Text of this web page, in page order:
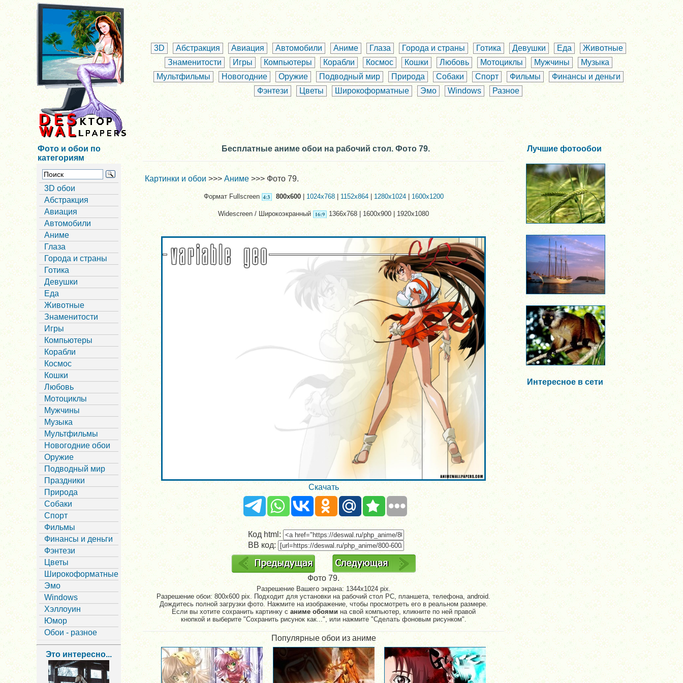
3D Абстракция Авиация Автомобили Аниме Глаза Города и страны Готика Девушки Еда
Животные
Знаменитости
Игры Компьютеры Корабли Космос Кошки Любовь Мотоциклы Мужчины
Музыка
Мультфильмы
Новогодние Оружие Подводный мир Природа Собаки Спорт Фильмы
Финансы и деньги
Фэнтези
Цветы Широкоформатные Эмо Windows Разное
Фото и обои по
категориям
3D обои
Абстракция
Авиация
Автомобили
Аниме
Глаза
Города и страны
Готика
Девушки
Еда
Животные
Знаменитости
Игры
Компьютеры
Корабли
Космос
Кошки
Любовь
Мотоциклы
Мужчины
Музыка
Мультфильмы
Новогодние обои
Оружие
Подводный мир
Праздники
Природа
Собаки
Спорт
Фильмы
Финансы и деньги
Фэнтези
Цветы
Широкоформатные
Эмо
Windows
Хэллоуин
Юмор
Обои - разное
Это интересно...
Бесплатные аниме обои на рабочий стол. Фото 79.
Картинки и обои>>>Аниме>>> Фото 79.
Формат Fullscreen 800x600|1024x768|1152x864|1280x1024| 1600x1200
Widescreen / Широкоэкранный 1366x768 | 1600x900 | 1920x1080
Скачать
Код html:
BB код:
Фото 79.
Разрешение Вашего экрана: 1344x1024 pix.
Разрешение обои: 800x600 pix. Подходит для установки на рабочий стол PC, планшета, телефона, android.
Дождитесь полной загрузки фото. Нажмите на изображение, чтобы просмотреть его в реальном размере.
Если вы хотите сохранить картинку саниме обоямина свой компьютер, кликните по ней правой
кнопкой и выберите "Сохранить рисунок как...", или нажмите "Сделать фоновым рисунком".
Популярные обои из аниме
Лучшие фотообои
Интересное в сети